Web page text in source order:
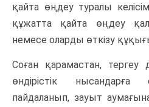
қайта өңдеу туралы
құжатта қайта өңдеу
немесе оларды өткізу
Соған қарамастан, тергеу
өндірістік нысандарға
пайдаланып, зауыт